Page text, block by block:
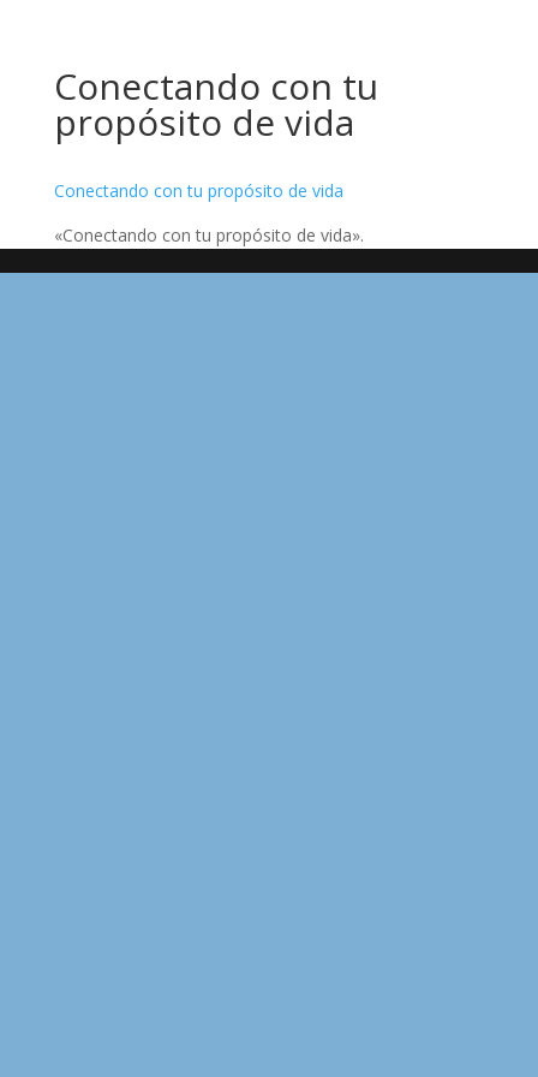
Conectando con tu
propósito de vida
Conectando con tu propósito de vida
«Conectando con tu propósito de vida».